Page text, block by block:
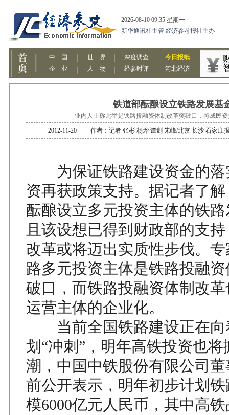
铁道部酝酿设立铁路发展基
业内人士称此举是铁路投融资体制改革突破口，将成民
2012-11-20 作者：记者 张彬 杨烨 谭剑 朱峰/北京 长沙 石家
为保证铁路建设资金的落
资再获政策支持。据记者了
酝酿设立多元投资主体的铁
且该设想已得到财政部的支
改革或将迈出实质性步伐。
路多元投资主体是铁路投融
破口，而铁路投融资体制改
运营主体的企业化。
当前全国铁路建设正在向
划“冲刺”，明年高铁投资也
潮，中国中铁股份有限公司
前公开表示，明年初步计划
模6000亿元人民币，其中高